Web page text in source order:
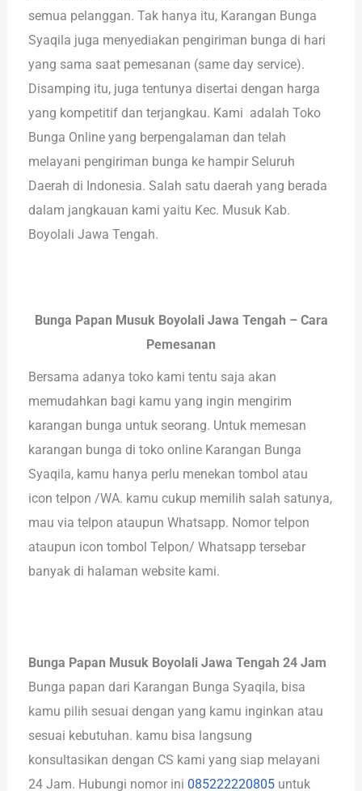
semua pelanggan. Tak hanya itu, Karangan Bunga
Syaqila juga menyediakan pengiriman bunga di hari
yang sama saat pemesanan (same day service).
Disamping itu, juga tentunya disertai dengan harga
yang kompetitif dan terjangkau. Kami adalah Toko
Bunga Online yang berpengalaman dan telah
melayani pengiriman bunga ke hampir Seluruh
Daerah di Indonesia. Salah satu daerah yang berada
dalam jangkauan kami yaitu Kec. Musuk Kab.
Boyolali Jawa Tengah.
Bunga Papan Musuk Boyolali Jawa Tengah – Cara
Pemesanan
Bersama adanya toko kami tentu saja akan
memudahkan bagi kamu yang ingin mengirim
karangan bunga untuk seorang. Untuk memesan
karangan bunga di toko online Karangan Bunga
Syaqila, kamu hanya perlu menekan tombol atau
icon telpon /WA. kamu cukup memilih salah satunya,
mau via telpon ataupun Whatsapp. Nomor telpon
ataupun icon tombol Telpon/ Whatsapp tersebar
banyak di halaman website kami.
Bunga Papan Musuk Boyolali Jawa Tengah 24 Jam
Bunga papan dari Karangan Bunga Syaqila, bisa
kamu pilih sesuai dengan yang kamu inginkan atau
sesuai kebutuhan. kamu bisa langsung
konsultasikan dengan CS kami yang siap melayani
24 Jam. Hubungi nomor ini 085222220805 untuk